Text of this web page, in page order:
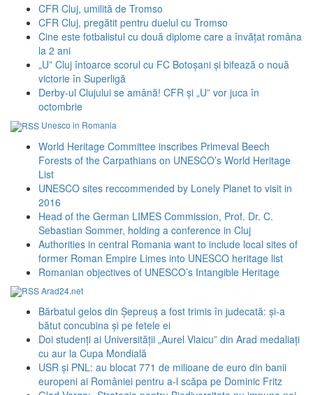
CFR Cluj, umilită de Tromso
CFR Cluj, pregătit pentru duelul cu Tromso
Cine este fotbalistul cu două diplome care a învățat româna
la 2 ani
„U” Cluj întoarce scorul cu FC Botoșani și bifează o nouă
victorie în Superligă
Derby-ul Clujului se amână! CFR și „U” vor juca în
octombrie
Unesco in Romania
World Heritage Committee inscribes Primeval Beech
Forests of the Carpathians on UNESCO’s World Heritage
List
UNESCO sites reccommended by Lonely Planet to visit in
2016
Head of the German LIMES Commission, Prof. Dr. C.
Sebastian Sommer, holding a conference in Cluj
Authorities in central Romania want to include local sites of
former Roman Empire Limes into UNESCO heritage list
Romanian objectives of UNESCO’s Intangible Heritage
Arad24.net
Bărbatul gelos din Șepreuș a fost trimis în judecată: și-a
bătut concubina și pe fetele ei
Doi studenți ai Universității „Aurel Vlaicu” din Arad medaliați
cu aur la Cupa Mondială
USR și PNL: au blocat 771 de milioane de euro din banii
europeni ai României pentru a-l scăpa pe Dominic Fritz